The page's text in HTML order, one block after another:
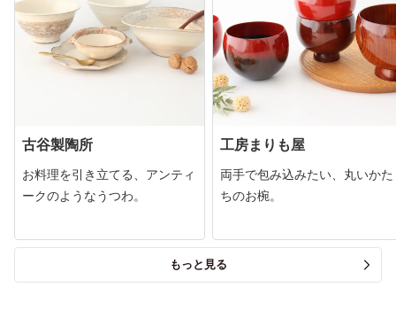
古谷製陶所
お料理を引き立てる、アンティ
ークのようなうつわ。
工房まりも屋
両手で包み込みたい、丸いかた
ちのお椀。
もっと見る